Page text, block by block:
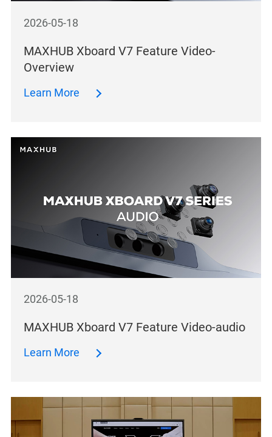
2026-05-18
MAXHUB Xboard V7 Feature Video-
Overview
Learn More
2026-05-18
MAXHUB Xboard V7 Feature Video-audio
Learn More